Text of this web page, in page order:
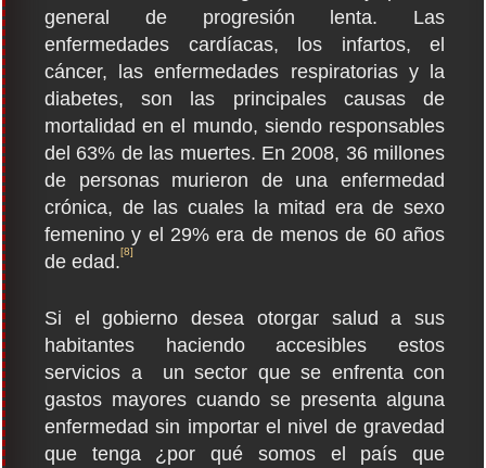
general de progresión lenta. Las
enfermedades cardíacas, los infartos, el
cáncer, las enfermedades respiratorias y la
diabetes, son las principales causas de
mortalidad en el mundo, siendo responsables
del 63% de las muertes. En 2008, 36 millones
de personas murieron de una enfermedad
crónica, de las cuales la mitad era de sexo
femenino y el 29% era de menos de 60 años
de edad.[8]
Si el gobierno desea otorgar salud a sus
habitantes haciendo accesibles estos
servicios a un sector que se enfrenta con
gastos mayores cuando se presenta alguna
enfermedad sin importar el nivel de gravedad
que tenga ¿por qué somos el país que